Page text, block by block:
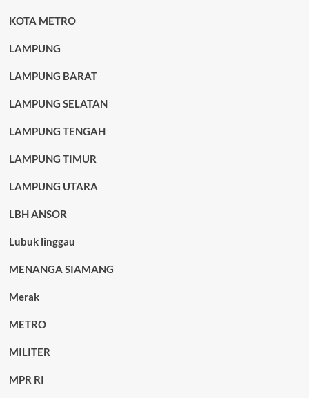
KOTA METRO
LAMPUNG
LAMPUNG BARAT
LAMPUNG SELATAN
LAMPUNG TENGAH
LAMPUNG TIMUR
LAMPUNG UTARA
LBH ANSOR
Lubuk linggau
MENANGA SIAMANG
Merak
METRO
MILITER
MPR RI